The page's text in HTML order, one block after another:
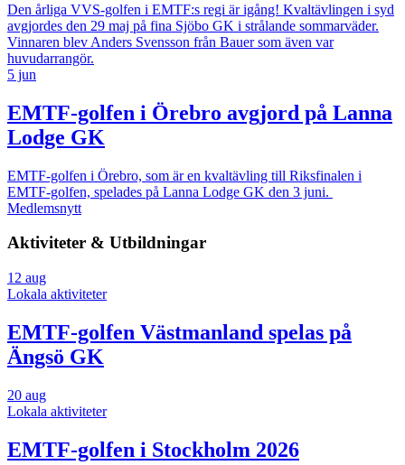
Den årliga VVS-golfen i EMTF:s regi är igång! Kvaltävlingen i syd
avgjordes den 29 maj på fina Sjöbo GK i strålande sommarväder.
Vinnaren blev Anders Svensson från Bauer som även var
huvudarrangör.
5 jun
EMTF-golfen i Örebro avgjord på Lanna
Lodge GK
EMTF-golfen i Örebro, som är en kvaltävling till Riksfinalen i
EMTF-golfen, spelades på Lanna Lodge GK den 3 juni.
Medlemsnytt
Aktiviteter & Utbildningar
12 aug
Lokala aktiviteter
EMTF-golfen Västmanland spelas på
Ängsö GK
20 aug
Lokala aktiviteter
EMTF-golfen i Stockholm 2026